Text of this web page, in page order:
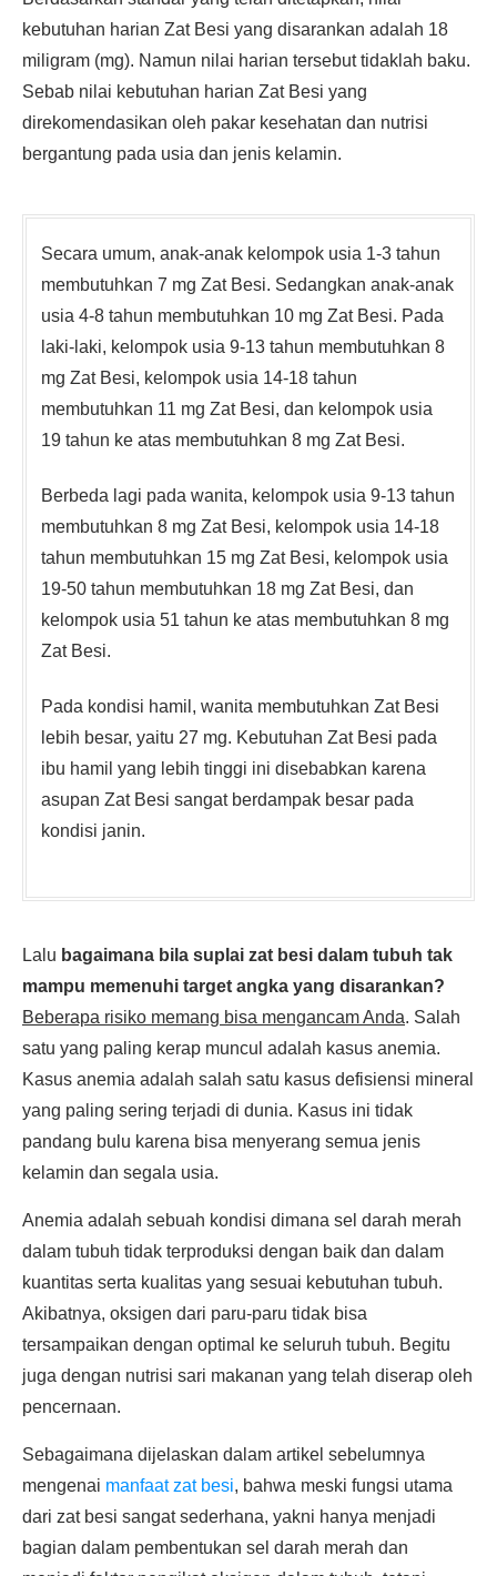
kebutuhan harian Zat Besi yang disarankan adalah 18
miligram (mg). Namun nilai harian tersebut tidaklah baku.
Sebab nilai kebutuhan harian Zat Besi yang
direkomendasikan oleh pakar kesehatan dan nutrisi
bergantung pada usia dan jenis kelamin.
Secara umum, anak-anak kelompok usia 1-3 tahun
membutuhkan 7 mg Zat Besi. Sedangkan anak-anak
usia 4-8 tahun membutuhkan 10 mg Zat Besi. Pada
laki-laki, kelompok usia 9-13 tahun membutuhkan 8
mg Zat Besi, kelompok usia 14-18 tahun
membutuhkan 11 mg Zat Besi, dan kelompok usia
19 tahun ke atas membutuhkan 8 mg Zat Besi.
Berbeda lagi pada wanita, kelompok usia 9-13 tahun
membutuhkan 8 mg Zat Besi, kelompok usia 14-18
tahun membutuhkan 15 mg Zat Besi, kelompok usia
19-50 tahun membutuhkan 18 mg Zat Besi, dan
kelompok usia 51 tahun ke atas membutuhkan 8 mg
Zat Besi.
Pada kondisi hamil, wanita membutuhkan Zat Besi
lebih besar, yaitu 27 mg. Kebutuhan Zat Besi pada
ibu hamil yang lebih tinggi ini disebabkan karena
asupan Zat Besi sangat berdampak besar pada
kondisi janin.
Lalu bagaimana bila suplai zat besi dalam tubuh tak
mampu memenuhi target angka yang disarankan?
Beberapa risiko memang bisa mengancam Anda. Salah
satu yang paling kerap muncul adalah kasus anemia.
Kasus anemia adalah salah satu kasus defisiensi mineral
yang paling sering terjadi di dunia. Kasus ini tidak
pandang bulu karena bisa menyerang semua jenis
kelamin dan segala usia.
Anemia adalah sebuah kondisi dimana sel darah merah
dalam tubuh tidak terproduksi dengan baik dan dalam
kuantitas serta kualitas yang sesuai kebutuhan tubuh.
Akibatnya, oksigen dari paru-paru tidak bisa
tersampaikan dengan optimal ke seluruh tubuh. Begitu
juga dengan nutrisi sari makanan yang telah diserap oleh
pencernaan.
Sebagaimana dijelaskan dalam artikel sebelumnya
mengenai manfaat zat besi, bahwa meski fungsi utama
dari zat besi sangat sederhana, yakni hanya menjadi
bagian dalam pembentukan sel darah merah dan